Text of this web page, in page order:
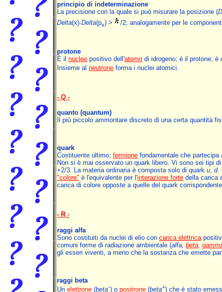
principio di indeterminazione
La precisione con la quale si può misurare la posizione (
Delta(x)·Delta(px) > /2; analogamente per le
protone
È il nucleo positivo dell'atomo di idrogeno; è il protone;
Insieme al neutrone forma i nuclei atomici.
- Q -
quanto (quantum)
Il più piccolo ammontare discreto di una certa quantità
quark
Costituente ultimo; fermione fondamentale che partecipa
Non si è mai osservato un quark libero. Vi sono sei tipi
+2/3. La materia ordinaria è composta solo di quark u, d.
"colore" è l'equivalente per l'interazione forte della carica
carica di colore opposte a quelle del quark
- R -
raggi alfa
Sono costituiti da nuclei di elio con carica elettrica
comuni forme di radiazione ambientale (alfa, beta
gli esseri viventi, a meno che la sostanza che emette
raggi beta
Un elettrone (beta-) o positrone (beta+) che è stato